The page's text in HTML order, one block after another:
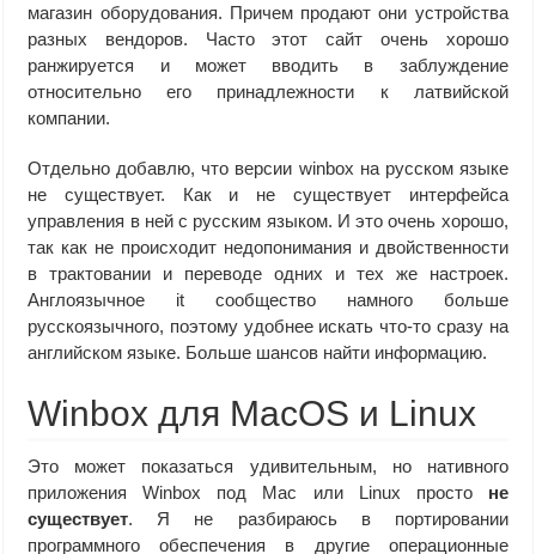
магазин оборудования. Причем продают они устройства
разных вендоров. Часто этот сайт очень хорошо
ранжируется и может вводить в заблуждение
относительно его принадлежности к латвийской
компании.
Отдельно добавлю, что версии winbox на русском языке
не существует. Как и не существует интерфейса
управления в ней с русским языком. И это очень хорошо,
так как не происходит недопонимания и двойственности
в трактовании и переводе одних и тех же настроек.
Англоязычное it сообщество намного больше
русскоязычного, поэтому удобнее искать что-то сразу на
английском языке. Больше шансов найти информацию.
Winbox для MacOS и Linux
Это может показаться удивительным, но нативного
приложения Winbox под Mac или Linux просто не
существует. Я не разбираюсь в портировании
программного обеспечения в другие операционные